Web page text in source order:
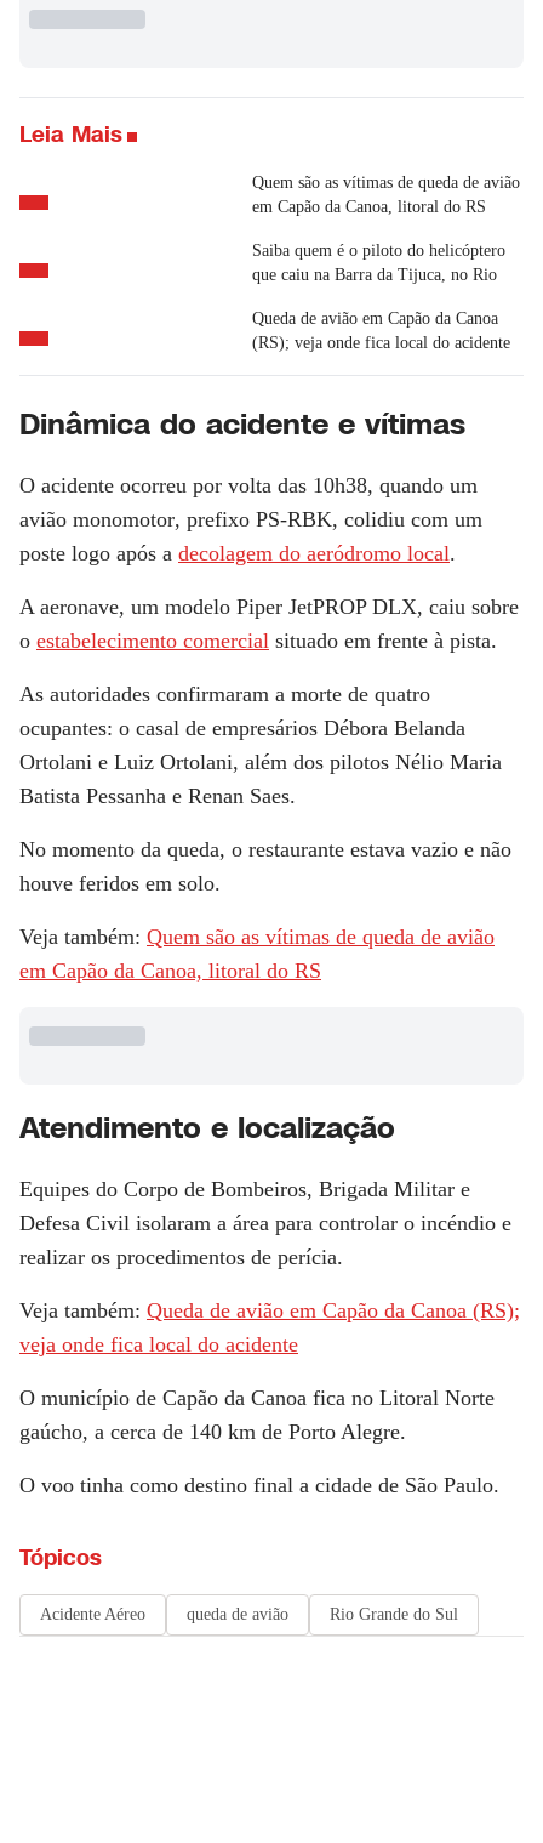
Leia Mais
Quem são as vítimas de queda de avião
em Capão da Canoa, litoral do RS
Saiba quem é o piloto do helicóptero
que caiu na Barra da Tijuca, no Rio
Queda de avião em Capão da Canoa
(RS); veja onde fica local do acidente
Dinâmica do acidente e vítimas
O acidente ocorreu por volta das 10h38, quando um
avião monomotor, prefixo PS-RBK, colidiu com um
poste logo após a decolagem do aeródromo local.
A aeronave, um modelo Piper JetPROP DLX, caiu sobre
o estabelecimento comercial situado em frente à pista.
As autoridades confirmaram a morte de quatro
ocupantes: o casal de empresários Débora Belanda
Ortolani e Luiz Ortolani, além dos pilotos Nélio Maria
Batista Pessanha e Renan Saes.
No momento da queda, o restaurante estava vazio e não
houve feridos em solo.
Veja também: Quem são as vítimas de queda de avião
em Capão da Canoa, litoral do RS
Atendimento e localização
Equipes do Corpo de Bombeiros, Brigada Militar e
Defesa Civil isolaram a área para controlar o incéndio e
realizar os procedimentos de perícia.
Veja também: Queda de avião em Capão da Canoa (RS);
veja onde fica local do acidente
O município de Capão da Canoa fica no Litoral Norte
gaúcho, a cerca de 140 km de Porto Alegre.
O voo tinha como destino final a cidade de São Paulo.
Tópicos
Acidente Aéreo queda de avião Rio Grande do Sul